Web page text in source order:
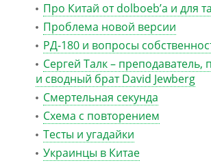
Про Китай от dolboeb’а и для
Проблема новой версии
РД-180 и вопросы
Сергей Талк – преподаватель,
и сводный брат David Jewberg
Смертельная секунда
Схема с повторением
Тесты и угадайки
Украинцы в Китае